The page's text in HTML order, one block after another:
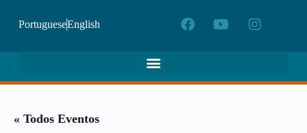
PortugueseEnglish
« Todos Eventos